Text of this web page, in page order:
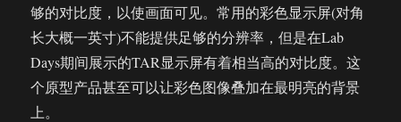
够的对比度，以使画面可见。常用的彩色显示屏(对角
长大概一英寸)不能提供足够的分辨率，但是在Lab
Days期间展示的TAR显示屏有着相当高的对比度。这
个原型产品甚至可以让彩色图像叠加在最明亮的背景
上。